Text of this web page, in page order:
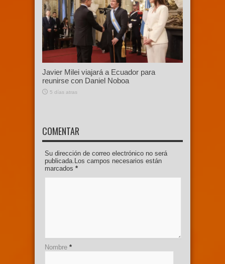
Javier Milei viajará a Ecuador para
reunirse con Daniel Noboa
5 días atras
COMENTAR
Su dirección de correo electrónico no será
publicada.Los campos necesarios están
marcados *
Nombre *